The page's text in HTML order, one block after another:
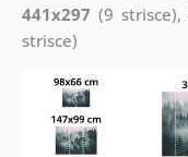
441x297 (9 strisce),
strisce)